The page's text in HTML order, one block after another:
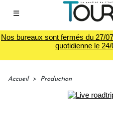
☰
Nos bureaux sont fermés du 27/
quotidienne le
Accueil > Production